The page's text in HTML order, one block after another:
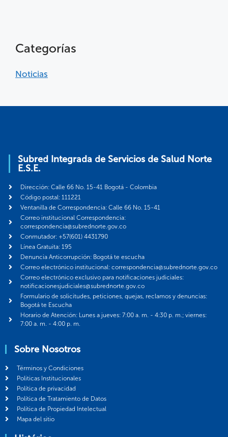
Categorías
Noticias
Subred Integrada de Servicios de Salud Norte
E.S.E.
Dirección: Calle 66 No. 15-41 Bogotá - Colombia
Código postal: 111221
Ventanilla de Correspondencia: Calle 66 No. 15-41
Correo institucional Correspondencia:
correspondencia@subrednorte.gov.co
Conmutador: +57(601) 4431790
Línea Gratuita: 195
Denuncia Anticorrupción: Bogotá te escucha
Correo electrónico institucional: correspondencia@subrednorte.gov.co
Correo electrónico exclusivo para notificaciones judiciales:
notificacionesjudiciales@subrednorte.gov.co
Formulario de solicitudes, peticiones, quejas, reclamos y denuncias:
Bogotá te Escucha
Horario de Atención: Lunes a jueves: 7:00 a. m. - 4:30 p. m.; viernes:
7:00 a. m. - 4:00 p. m.
Sobre Nosotros
Términos y Condiciones
Politicas Institucionales
Política de privacidad
Política de Tratamiento de Datos
Política de Propiedad Intelectual
Mapa del sitio